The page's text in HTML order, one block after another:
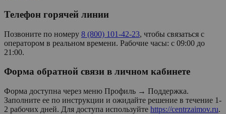
Телефон горячей линии
Позвоните по номеру 8 (800) 101-42-23, чтобы связаться с
оператором в реальном времени. Рабочие часы: с 09:00 до
21:00.
Форма обратной связи в личном кабинете
Форма доступна через меню Профиль → Поддержка.
Заполните ее по инструкции и ожидайте решение в течение 1-
2 рабочих дней. Для доступа используйте https://centrzaimov.ru.